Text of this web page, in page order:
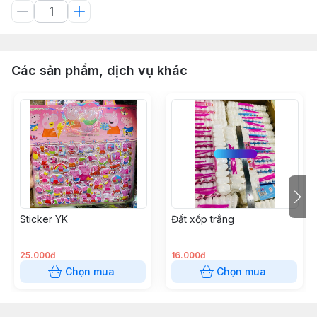
Các sản phẩm, dịch vụ khác
Sticker YK
25.000đ
Chọn mua
Đất xốp trắng
16.000đ
Chọn mua